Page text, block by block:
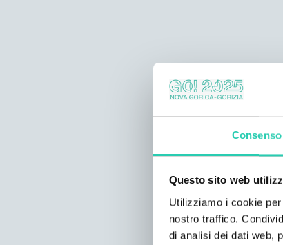
Consenso
Questo sito web
Utilizziamo i cookie
nostro traffico.
di analisi dei dati web,